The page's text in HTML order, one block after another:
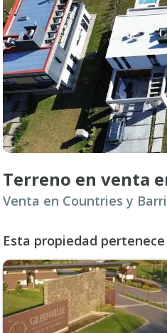
Esta propiedad